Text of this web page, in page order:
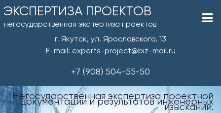
ЭКСПЕРТИЗА ПРОЕКТОВ
негосударственная экспертиза проектов
г. Якутск, ул. Ярославского, 13
E-mail: experts-project@biz-mail.ru
+7 (908) 504-55-50
Негосударственная экспертиза проектной
документации и результатов инженерных
изысканий.